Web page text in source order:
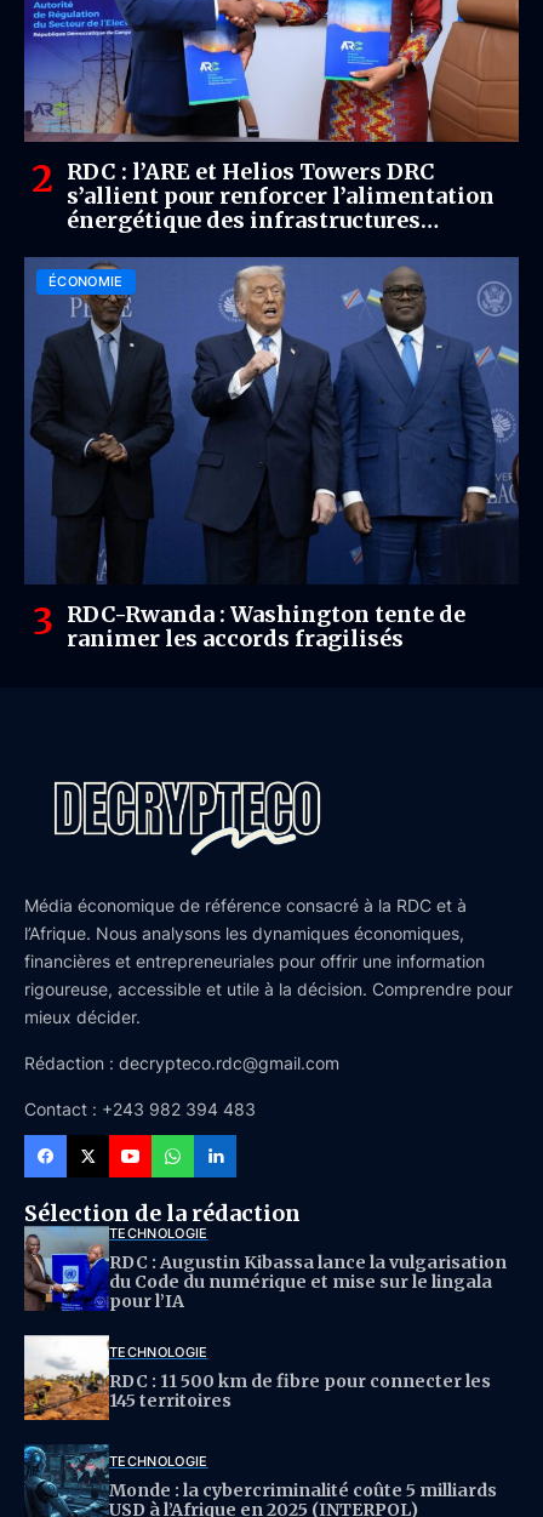
RDC : l’ARE et Helios Towers DRC
s’allient pour renforcer l’alimentation
énergétique des infrastructures
ÉCONOMIE
RDC-Rwanda : Washington tente de
ranimer les accords fragilisés
Média économique de référence consacré à la RDC et à
l’Afrique. Nous analysons les dynamiques économiques,
financières et entrepreneuriales pour offrir une information
rigoureuse, accessible et utile à la décision. Comprendre pour
mieux décider.
Rédaction : decrypteco.rdc@gmail.com
Contact : +243 982 394 483
Sélection de la rédaction
TECHNOLOGIE
RDC : Augustin Kibassa lance la vulgarisation
du Code du numérique et mise sur le lingala
pour l’IA
TECHNOLOGIE
RDC : 11 500 km de fibre pour connecter les
145 territoires
TECHNOLOGIE
Monde : la cybercriminalité coûte 5 milliards
USD à l’Afrique en 2025 (INTERPOL)